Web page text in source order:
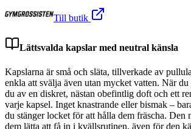
Till butik
Lättsvalda kapslar med neutral känsla
Kapslarna är små och släta, tillverkade av
enkla att svälja även utan mycket vatten. När
du av en diskret, nästan obefintlig doft och ett
varje kapsel. Inget knastrande eller bismak –
du stänger locket för att hålla dem fräscha. Den
dem lätta att få in i kvällsrutinen, även för den